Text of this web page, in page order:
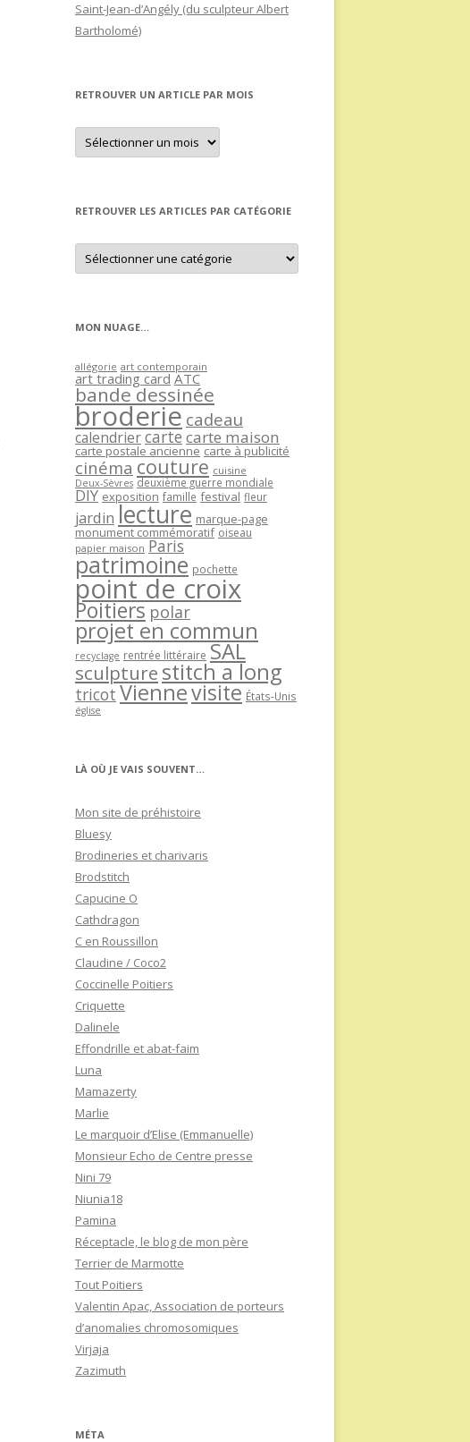
Saint-Jean-d’Angély (du sculpteur Albert
Bartholomé)
RETROUVER UN ARTICLE PAR MOIS
Retrouver
un
article
RETROUVER LES ARTICLES PAR CATÉGORIE
Retrouver
les
articles
MON NUAGE…
allégorie art contemporain
art trading card ATC
bande dessinée
broderie cadeau
calendriercartecarte maison
carte postale ancienne carte à publicité
cinéma couture cuisine
Deux-Sèvres deuxième guerre mondiale
DIY exposition famille festival fleur
jardin lecture marque-page
monument commémoratif oiseau
papier maison Paris
patrimoine pochette
point de croix
Poitiers polar
projet en commun
recyclage rentrée littéraire SAL
sculpture stitch a long
tricot Viennevisite États-Unis
église
LÀ OÙ JE VAIS SOUVENT…
Mon site de préhistoire
Bluesy
Brodineries et charivaris
Brodstitch
Capucine O
Cathdragon
C en Roussillon
Claudine / Coco2
Coccinelle Poitiers
Criquette
Dalinele
Effondrille et abat-faim
Luna
Mamazerty
Marlie
Le marquoir d’Elise (Emmanuelle)
Monsieur Echo de Centre presse
Nini 79
Niunia18
Pamina
Réceptacle, le blog de mon père
Terrier de Marmotte
Tout Poitiers
Valentin Apac, Association de porteurs
d’anomalies chromosomiques
Virjaja
Zazimuth
MÉTA